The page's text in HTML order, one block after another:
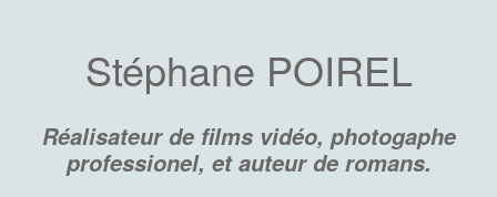
Stéphane POIREL
Réalisateur de films vidéo, photogaphe
professionel, et auteur de romans.